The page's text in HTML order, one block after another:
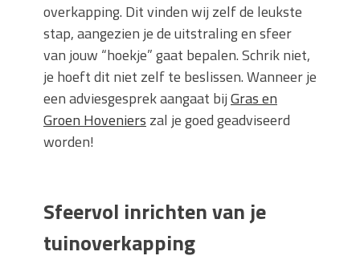
overkapping. Dit vinden wij zelf de leukste
stap, aangezien je de uitstraling en sfeer
van jouw “hoekje” gaat bepalen. Schrik niet,
je hoeft dit niet zelf te beslissen. Wanneer je
een adviesgesprek aangaat bijGras en
Groen Hoveniers zal je goed geadviseerd
worden!
Sfeervol inrichten van je
tuinoverkapping